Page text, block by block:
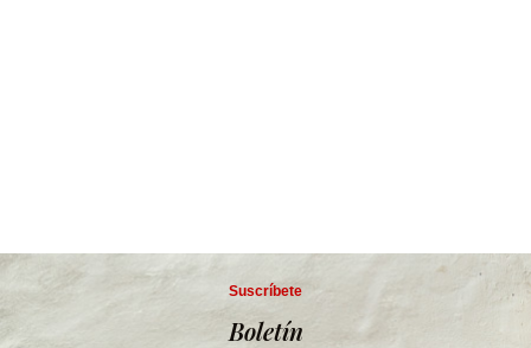
Suscríbete
Boletín